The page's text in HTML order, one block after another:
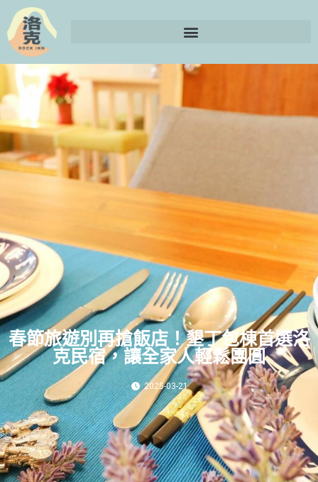
春節旅遊別再搶飯店！墾丁包棟首選洛
克民宿，讓全家人輕鬆團圓
2025-03-21